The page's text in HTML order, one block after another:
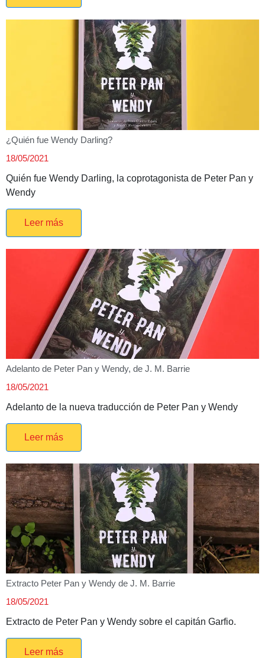
¿Quién fue Wendy Darling?
18/05/2021
Quién fue Wendy Darling, la coprotagonista de Peter Pan y
Wendy
Leer más
Adelanto de Peter Pan y Wendy, de J. M. Barrie
18/05/2021
Adelanto de la nueva traducción de Peter Pan y Wendy
Leer más
Extracto Peter Pan y Wendy de J. M. Barrie
18/05/2021
Extracto de Peter Pan y Wendy sobre el capitán Garfio.
Leer más